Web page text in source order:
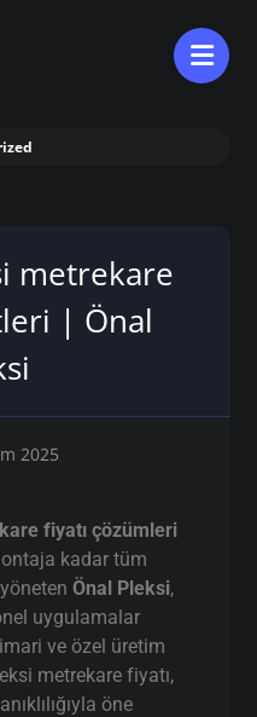
metrekare
| Önal
2025
fiyatı çözümleri
kadar tüm
Önal Pleksi,
uygulamalar
ve özel üretim
metrekare fiyatı,
öne